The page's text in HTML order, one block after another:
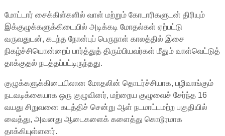
மோட்டார் சைக்கிள்களில் வாள் மற்றும் கோடாரிகளுடன் திரியும்
இக்குழுக்களுக்கிடையில் அடிக்கடி மோதல்கள் ஏற்பட்டு
வருவதுடன், கடந்த நோன்புப் பெருநாள் காலத்தில் இசை
நிகழ்ச்சியொன்றைப் பார்த்துத் திரும்பியவர்கள் மீதும் வாள்வெட்டுத்
தாக்குதல் நடத்தப்பட்டிருந்தது.
குழுக்களுக்கிடையிலான மோதலின் தொடர்ச்சியாக, பழிவாங்கும்
நடவடிக்கையாக ஒரு குழுவினர், மற்றைய குழுவைச் சேர்ந்த 16
வயது சிறுவனை கடத்திச் சென்று ஆள் நடமாட்டமற்ற பகுதியில்
வைத்து, அவனது ஆடைகளைக் களைத்து கொடூரமாக
தாக்கியுள்ளனர்.